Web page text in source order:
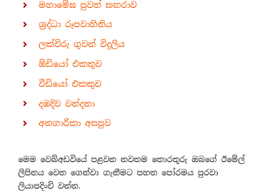
මහාමේඝ පුවත් සඟරාව
ශ්‍රද්ධා රූපවාහිනිය
ලක්විරු ගුවන් විදුලිය
ඕඩියෝ එකතුව
වීඩියෝ එකතුව
දඹදිව වන්දනා
අනගාරිකා අසපුව
මෙම වෙබ්අඩවියේ පළවන නවතම තොරතුරු ඔබගේ ඊමේල්
ලිපිනය වෙත ගෙන්වා ගැනීමට පහත පෝරමය පුරවා
ලියාපදිංචි වන්න.